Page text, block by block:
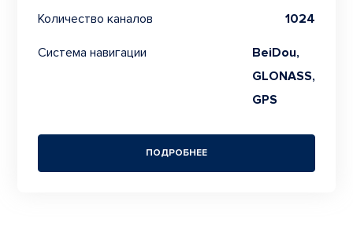
Количество каналов 1024
Система навигации
BeiDou,
GLONASS,
GPS
ПОДРОБНЕЕ